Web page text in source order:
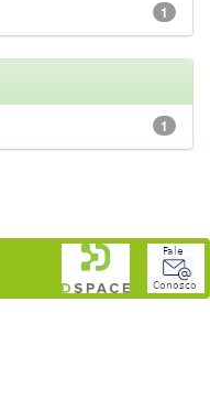
1
1